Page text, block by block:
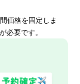
価格を固定しま
必要です。